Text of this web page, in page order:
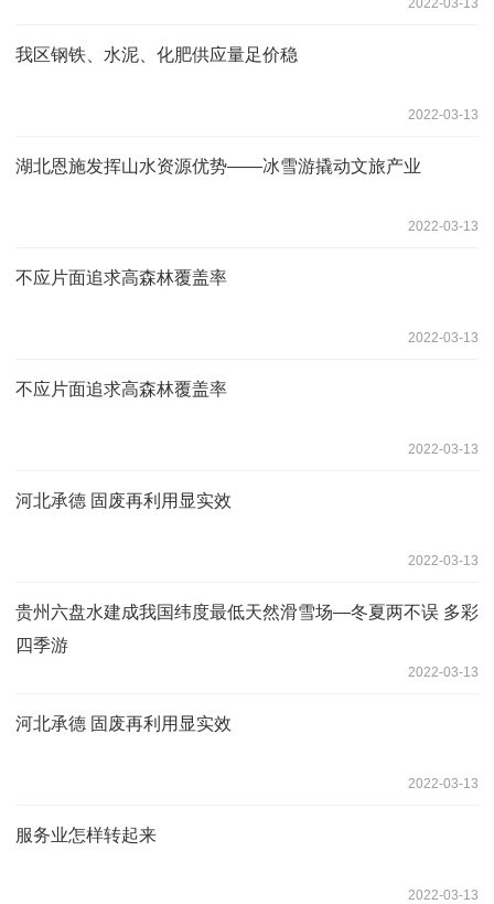
我区钢铁、水泥、化肥供应量足价稳
2022-03-13
湖北恩施发挥山水资源优势——冰雪游撬动文旅产业
2022-03-13
不应片面追求高森林覆盖率
2022-03-13
不应片面追求高森林覆盖率
2022-03-13
河北承德 固废再利用显实效
2022-03-13
贵州六盘水建成我国纬度最低天然滑雪场—冬夏两不误 多彩
四季游
2022-03-13
河北承德 固废再利用显实效
2022-03-13
服务业怎样转起来
2022-03-13